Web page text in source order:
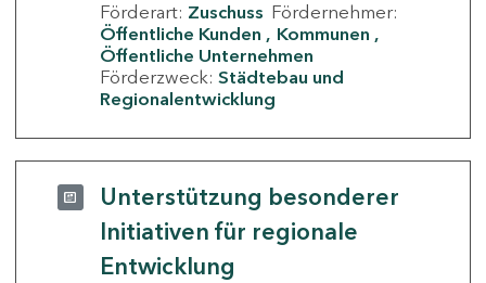
Förderart: Zuschuss Fördernehmer:
Öffentliche Kunden
Kommunen
Öffentliche Unternehmen
Förderzweck: Städtebau und
Regionalentwicklung
Unterstützung besonderer
Initiativen für regionale
Entwicklung